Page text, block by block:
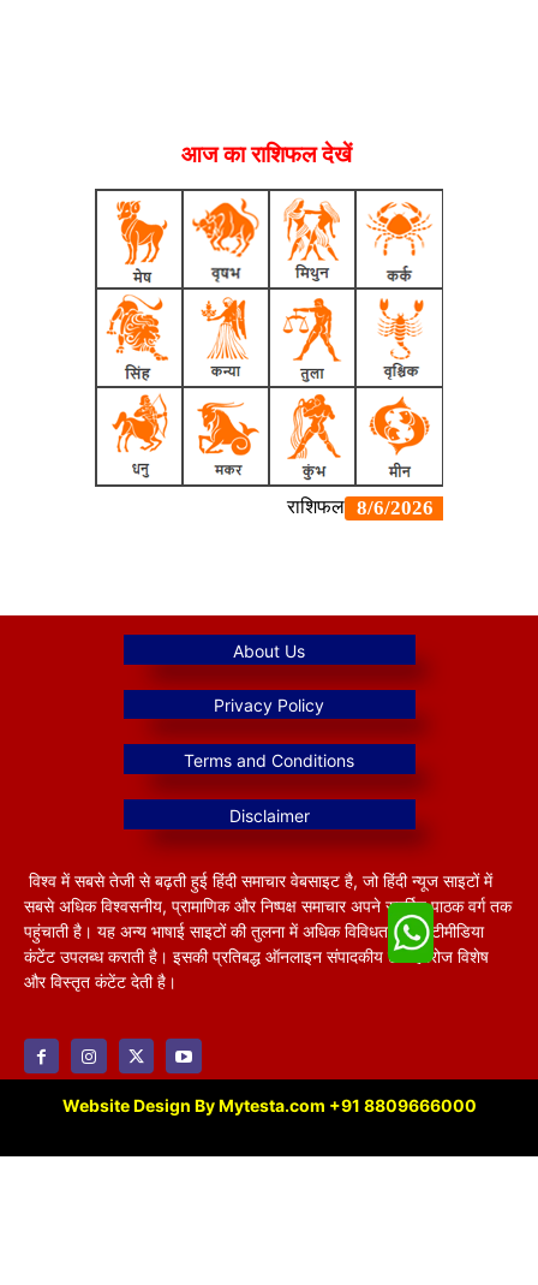
आज का राशिफल देखें
विश्व में सबसे तेजी से बढ़ती हुई हिंदी समाचार वेबसाइट है, जो हिंदी न्यूज साइटों में
सबसे अधिक विश्वसनीय, प्रामाणिक और निष्पक्ष समाचार अपने समर्पित पाठक वर्ग तक
पहुंचाती है। यह अन्य भाषाई साइटों की तुलना में अधिक विविधतापूर्ण मल्टीमीडिया
कंटेंट उपलब्ध कराती है। इसकी प्रतिबद्ध ऑनलाइन संपादकीय टीम हररोज विशेष
और विस्तृत कंटेंट देती है।
Website Design By Mytesta.com +91 8809666000